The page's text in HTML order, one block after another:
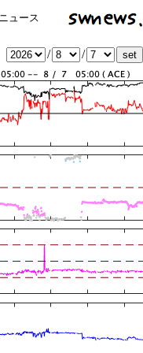
ュース
/ /